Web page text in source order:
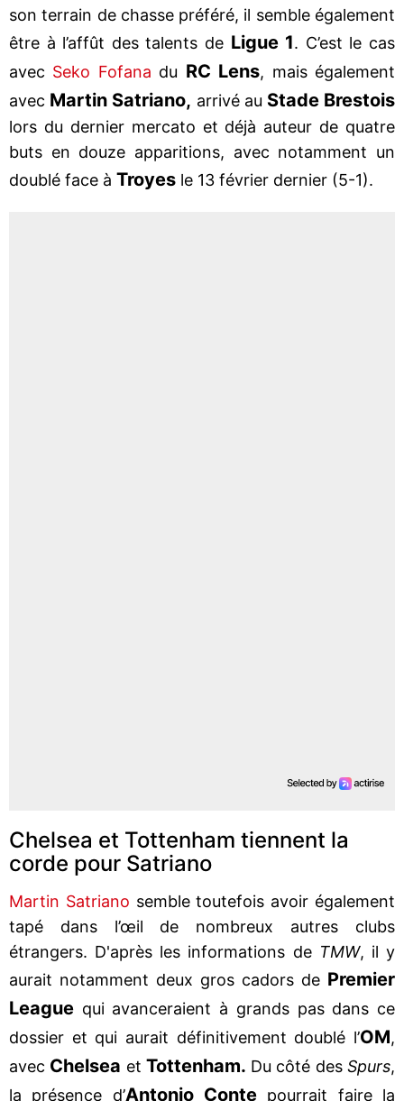
son terrain de chasse préféré, il semble également
être à l’affût des talents de Ligue 1. C’est le cas
avec Seko Fofana du RC Lens, mais également
avec Martin Satriano, arrivé au Stade Brestois
lors du dernier mercato et déjà auteur de quatre
buts en douze apparitions, avec notamment un
doublé face à Troyes le 13 février dernier (5-1).
Chelsea et Tottenham tiennent la
corde pour Satriano
Martin Satriano semble toutefois avoir également
tapé dans l’œil de nombreux autres clubs
étrangers. D'après les informations de TMW, il y
aurait notamment deux gros cadors de Premier
League qui avanceraient à grands pas dans ce
dossier et qui aurait définitivement doublé l’OM,
avec Chelsea et Tottenham. Du côté desSpurs,
la présence d’Antonio Conte pourrait faire la